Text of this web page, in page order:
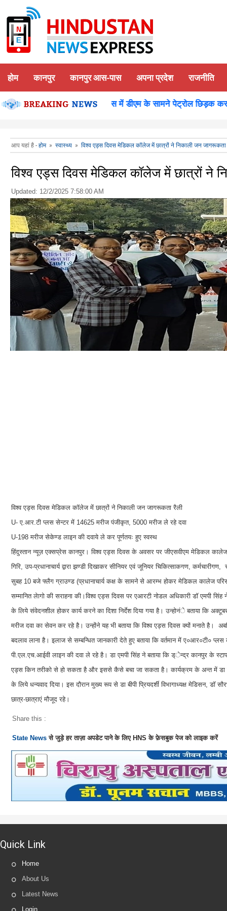
होम कानपुर कानपुर आस-पास अपना प्रदेश राजनीति
पूजन कानपुर-समाधान दिवस में डीएम के सामने पेट्रोल छिड़क कर
आप यहां है - होम» स्वास्थ्य » विश्व एड्स दिवस मेडिकल कॉलेज में छात्रों ने निकाली जन जागरूकता
विश्व एड्स दिवस मेडिकल कॉलेज में छात्रों ने
Updated: 12/2/2025 7:58:00 AM
विश्व एड्स दिवस मेडिकल कॉलेज में छात्रों ने निकाली जन जागरूकता रैली
U- ए.आर.टी प्लस सेन्टर में 14625 मरीज पंजीकृत, 5000 मरीज ले रहे दवा
U-198 मरीज सेकेण्ड लाइन की दवाये ले कर पूर्णतयः हुए स्वस्थ
हिंदुस्तान न्यूज़ एक्सप्रेस कानपुर। विश्व एड्स दिवस के अवसर पर जीएसवीएम मेडिकल
गिरि, उप-प्रधानाचार्य द्वारा झण्डी दिखाकर सीनियर एवं जूनियर चिकित्साकगण,
सुबह 10 बजे फ्लैग ग्राउण्ड (प्रधानाचार्य कक्ष के सामने से आरम्भ होकर मेडिकल कालेज
सम्मानित लेागो की सराहना की।विश्व एड्स दिवस पर एआरटी नोडल अधिकारी डॉ एमपी
के लिये संवेदनशील होकर कार्य करने का दिशा निर्देश दिया गया है। उन्होनंे बताया कि
मरीज दवा का सेवन कर रहे है। उन्होंने यह भी बताया कि विश्व एड्स दिवस क्यों मनाते है।
बदलाव लाना है। इलाज से सम्बन्धित जानकारी देते हुए बताया कि वर्तमान में ए०आर०टी०
पी.एल.एच.आईवी लाइन की दवा ले रहे है। डा एमपी सिंह ने बताया कि ड्ेन्द्र कानपुर के
एड्स किन तरीको से हो सकता है और इससे कैसे बचा जा सकता है। कार्यक्रम के अन्त में डा
के लिये धन्यवाद दिया। इस दौरान मुख्य रूप से डा बीपी प्रियदर्शी विभागाध्यक्ष मेडिसन,
छात्र-छात्राएं मौजूद रहे।
Share this :
State News से जुड़े हर ताज़ा अपडेट पाने के लिए HNS के फ़ेसबुक पेज को लाइक करें
Quick Link
Home
About Us
Latest News
Login